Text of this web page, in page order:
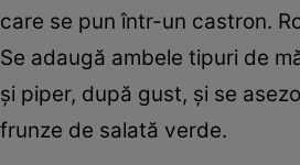
care se pun într-un castron.
Se adaugă ambele tipuri de
şi piper, după gust, şi se
frunze de salată verde.